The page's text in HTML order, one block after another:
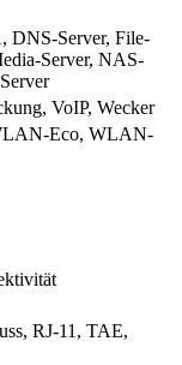
DNS-Server, File-
Server, NAS-
VoIP, Wecker
Eco, WLAN-
RJ-11, TAE,